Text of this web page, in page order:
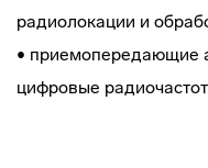
радиолокации и
• приемопередающие
цифровые